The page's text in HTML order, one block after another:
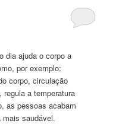
dia ajuda o corpo a
por exemplo:
corpo, circulação
a temperatura
as pessoas acabam
mais saudável.